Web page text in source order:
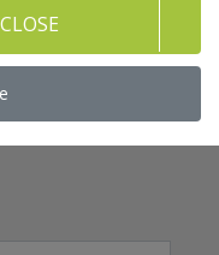
celotnih